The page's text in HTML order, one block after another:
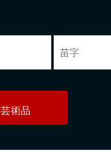
芸術品